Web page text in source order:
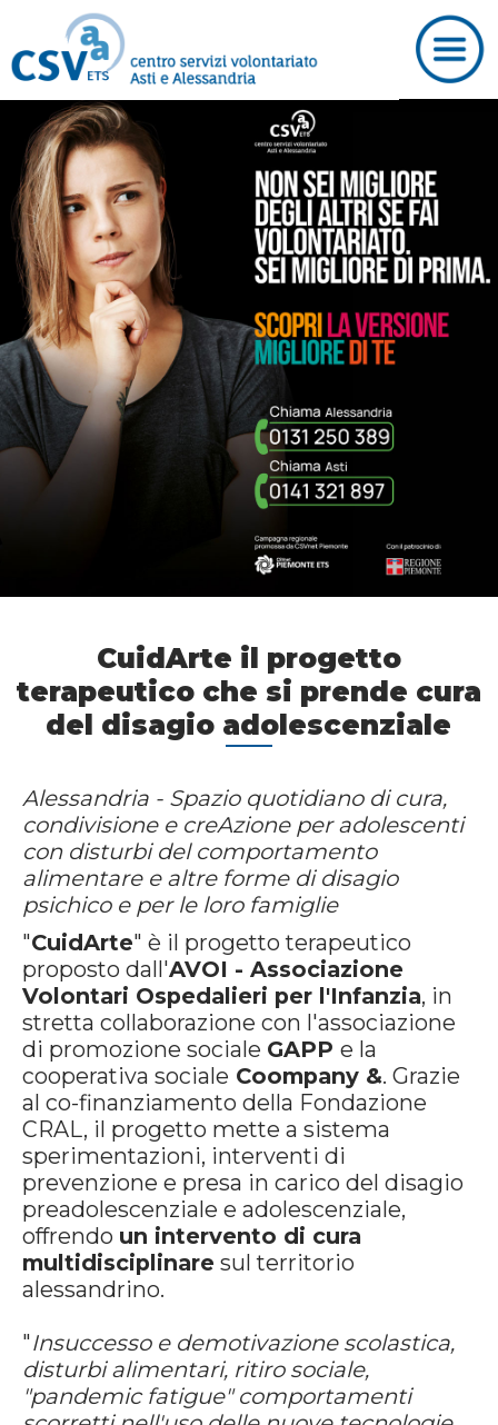
CuidArte il progetto
terapeutico che si prende cura
del disagio adolescenziale
Alessandria - Spazio quotidiano di cura,
condivisione e creAzione per adolescenti
con disturbi del comportamento
alimentare e altre forme di disagio
psichico e per le loro famiglie
"CuidArte" è il progetto terapeutico
proposto dall'AVOI - Associazione
Volontari Ospedalieri per l'Infanzia, in
stretta collaborazione con l'associazione
di promozione sociale GAPP e la
cooperativa sociale Coompany &. Grazie
al co-finanziamento della Fondazione
CRAL, il progetto mette a sistema
sperimentazioni, interventi di
prevenzione e presa in carico del disagio
preadolescenziale e adolescenziale,
offrendo un intervento di cura
multidisciplinare sul territorio
alessandrino.
"Insuccesso e demotivazione scolastica,
disturbi alimentari, ritiro sociale,
"pandemic fatigue" comportamenti